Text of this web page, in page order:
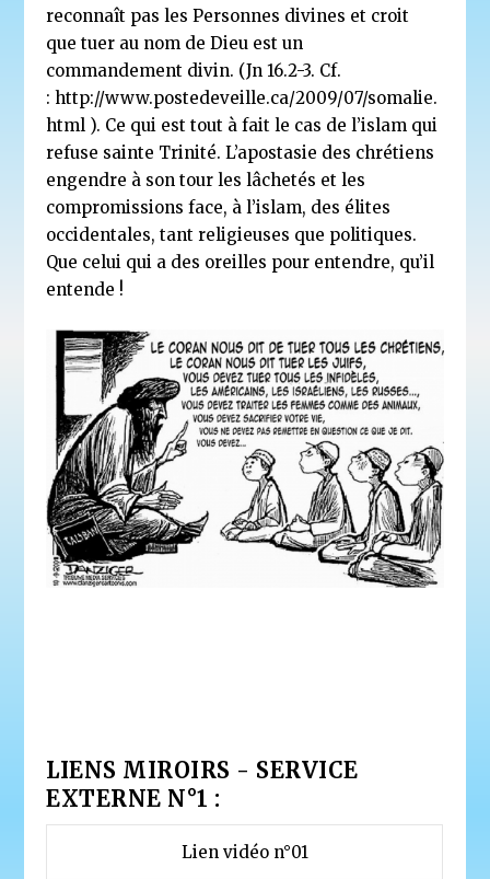
reconnaît pas les Personnes divines et croit
que tuer au nom de Dieu est un
commandement divin. (Jn 16.2-3. Cf.
: http://www.postedeveille.ca/2009/07/somalie.
html ). Ce qui est tout à fait le cas de l’islam qui
refuse sainte Trinité. L’apostasie des chrétiens
engendre à son tour les lâchetés et les
compromissions face, à l’islam, des élites
occidentales, tant religieuses que politiques.
Que celui qui a des oreilles pour entendre, qu’il
entende !
LIENS MIROIRS - SERVICE
EXTERNE N°1 :
Lien vidéo n°01